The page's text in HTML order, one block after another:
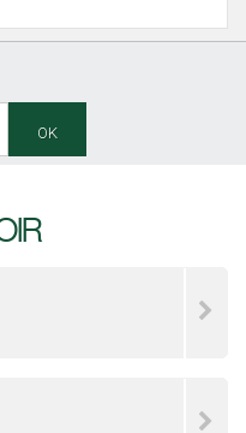
OK